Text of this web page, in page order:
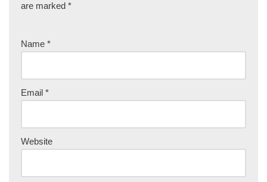
are marked *
Name *
Email *
Website